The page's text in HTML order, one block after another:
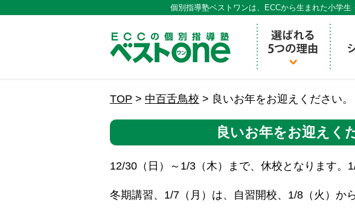
個別指導塾ベストワンは、ECCから生まれた小学
ECCの個別指導ECCベス
TOP > 中百舌鳥校 > 良いお年をお迎えください。
良いお年をお迎えく
12/30（日）～1/3（木）まで、休校となります。
冬期講習、1/7（月）は、自習開校、1/8（火）か